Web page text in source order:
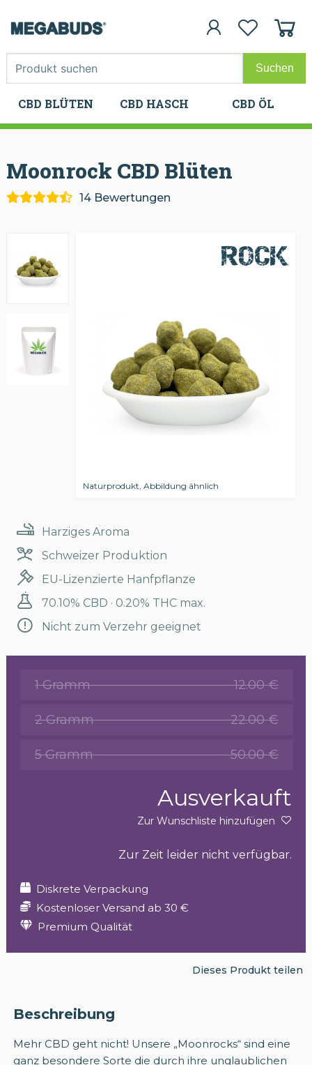
CBD BLÜTEN CBD HASCH CBD ÖL
CBD BLÜTEN CBD HASCH CBD ÖL
Moonrock CBD Blüten
14 Bewertungen
ROCK
Naturprodukt, Abbildung ähnlich
Harziges Aroma
Schweizer Produktion
EU-Lizenzierte Hanfpflanze
70.10% CBD · 0.20% THC max.
Nicht zum Verzehr geeignet
1 Gramm 12.00 €
2 Gramm 22.00 €
5 Gramm 50.00 €
Ausverkauft
Zur Wunschliste hinzufügen
Zur Zeit leider nicht verfügbar.
Diskrete Verpackung
Kostenloser Versand ab 30 €
Premium Qualität
Dieses Produkt teilen
Beschreibung
Mehr CBD geht nicht! Unsere „Moonrocks“ sind eine
ganz besondere Sorte die durch ihre unglaublichen